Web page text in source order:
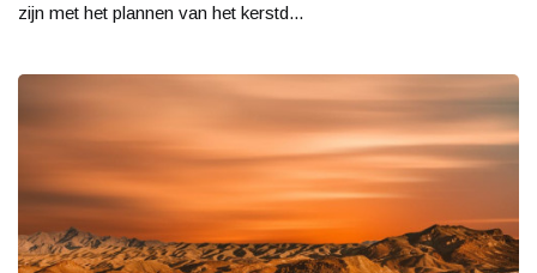
zijn met het plannen van het kerstd...